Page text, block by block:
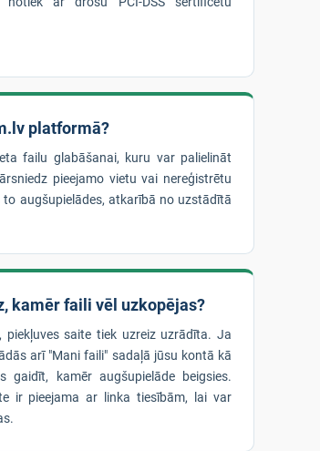
platformā?
failu glabāšanai, kuru var palielināt
pieejamo vietu vai nereģistrētu
augšupielādes, atkarībā no uzstādītā
kamēr faili vēl uzkopējas?
piekļuves saite tiek uzreiz uzrādīta. Ja
arī "Mani faili" sadaļā jūsu kontā kā
kamēr augšupielāde beigsies.
ir pieejama ar linka tiesībām, lai var